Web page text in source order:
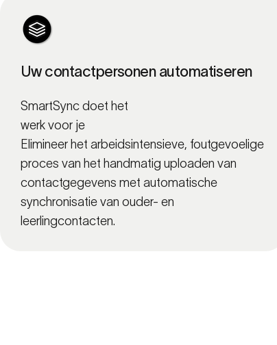
Uw contactpersonen automatiseren
SmartSync doet het
werk voor je
Elimineer het arbeidsintensieve, foutgevoelige
proces van het handmatig uploaden van
contactgegevens met automatische
synchronisatie van ouder- en
leerlingcontacten.